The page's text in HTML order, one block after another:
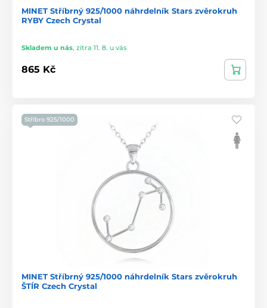
MINET Stříbrný 925/1000 náhrdelník Stars zvěrokruh
RYBY Czech Crystal
Skladem u nás, zítra 11. 8. u vás
865 Kč
Stříbro 925/1000
MINET Stříbrný 925/1000 náhrdelník Stars zvěrokruh
ŠTÍR Czech Crystal